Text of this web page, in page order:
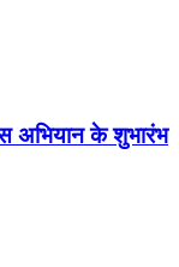
अभियान के शुभारंभ